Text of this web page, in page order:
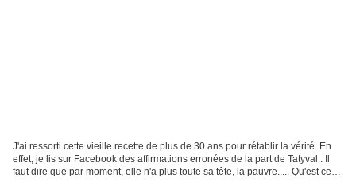
J'ai ressorti cette vieille recette de plus de 30 ans pour rétablir la vérité. En
effet, je lis sur Facebook des affirmations erronées de la part de Tatyval . Il
faut dire que par moment, elle n'a plus toute sa tête, la pauvre..... Qu'est ce